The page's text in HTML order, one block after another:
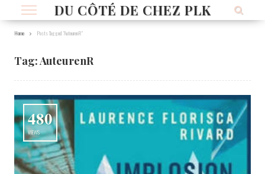
DU CÔTÉ DE CHEZ PLK
Home Posts Tagged "AuteurenR"
Tag:AuteurenR
480
VIEWS